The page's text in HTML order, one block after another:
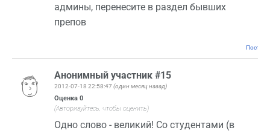
админы, перенесите в раздел бывших
препов
Анонимный участник #15
2012-07-18 22:58:47 (один месяц назад)
Оценка 0
(Авторизуйтесь, чтобы оценить)
Одно слово - великий! Со студентами (в